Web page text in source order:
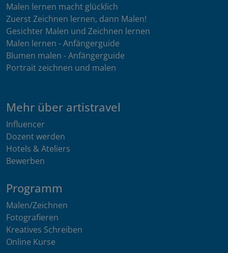
Malen lernen macht glücklich
Zuerst Zeichnen lernen, dann Malen!
Gesichter Malen und Zeichnen lernen
Malen lernen - Anfängerguide
Blumen malen - Anfängerguide
Portrait zeichnen und malen
Mehr über artistravel
Influencer
Dozent werden
Hotels & Ateliers
Bewerben
Programm
Malen/Zeichnen
Fotografieren
Kreatives Schreiben
Online Kurse